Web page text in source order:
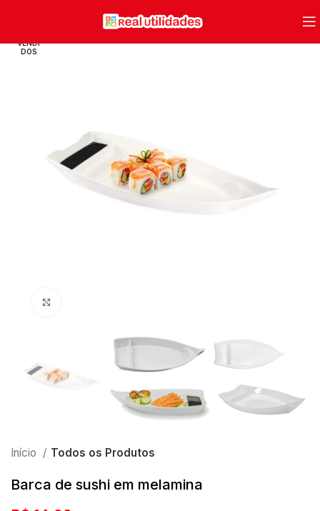
VENDI
DOS
Início Todos os Produtos
Barca de sushi em melamina